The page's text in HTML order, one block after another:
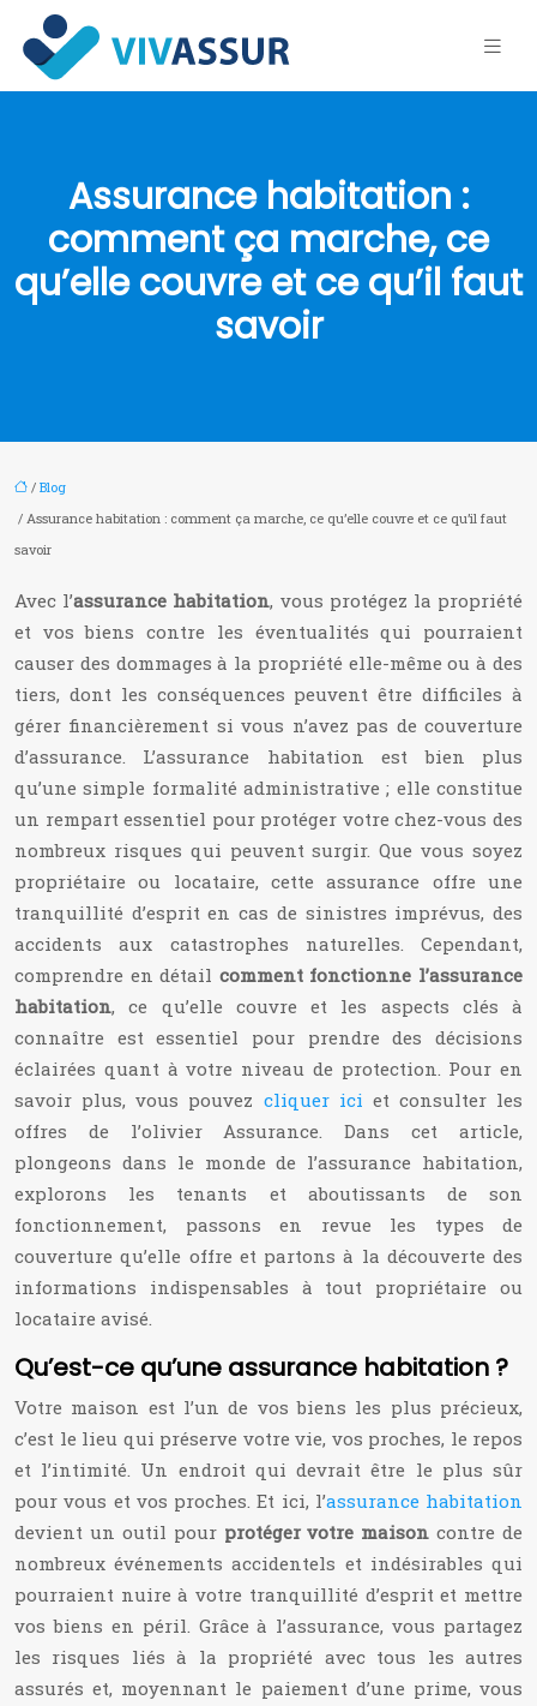
Assurance habitation :
comment ça marche, ce
qu’elle couvre et ce qu’il faut
savoir
/ Blog
/ Assurance habitation : comment ça marche, ce qu’elle couvre et ce qu’il faut
savoir
Avec l’assurance habitation, vous protégez la propriété
et vos biens contre les éventualités qui pourraient
causer des dommages à la propriété elle-même ou à des
tiers, dont les conséquences peuvent être difficiles à
gérer financièrement si vous n’avez pas de couverture
d’assurance. L’assurance habitation est bien plus
qu’une simple formalité administrative ; elle constitue
un rempart essentiel pour protéger votre chez-vous des
nombreux risques qui peuvent surgir. Que vous soyez
propriétaire ou locataire, cette assurance offre une
tranquillité d’esprit en cas de sinistres imprévus, des
accidents aux catastrophes naturelles. Cependant,
comprendre en détail comment fonctionne l’assurance
habitation, ce qu’elle couvre et les aspects clés à
connaître est essentiel pour prendre des décisions
éclairées quant à votre niveau de protection. Pour en
savoir plus, vous pouvez cliquer ici et consulter les
offres de l’olivier Assurance. Dans cet article,
plongeons dans le monde de l’assurance habitation,
explorons les tenants et aboutissants de son
fonctionnement, passons en revue les types de
couverture qu’elle offre et partons à la découverte des
informations indispensables à tout propriétaire ou
locataire avisé.
Qu’est-ce qu’une assurance habitation ?
Votre maison est l’un de vos biens les plus précieux,
c’est le lieu qui préserve votre vie, vos proches, le repos
et l’intimité. Un endroit qui devrait être le plus sûr
pour vous et vos proches. Et ici, l’assurance habitation
devient un outil pour protéger votre maison contre de
nombreux événements accidentels et indésirables qui
pourraient nuire à votre tranquillité d’esprit et mettre
vos biens en péril. Grâce à l’assurance, vous partagez
les risques liés à la propriété avec tous les autres
assurés et, moyennant le paiement d’une prime, vous